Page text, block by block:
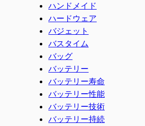
ハンドメイド
ハードウェア
バジェット
バスタイム
バッグ
バッテリー
バッテリー寿命
バッテリー性能
バッテリー技術
バッテリー持続